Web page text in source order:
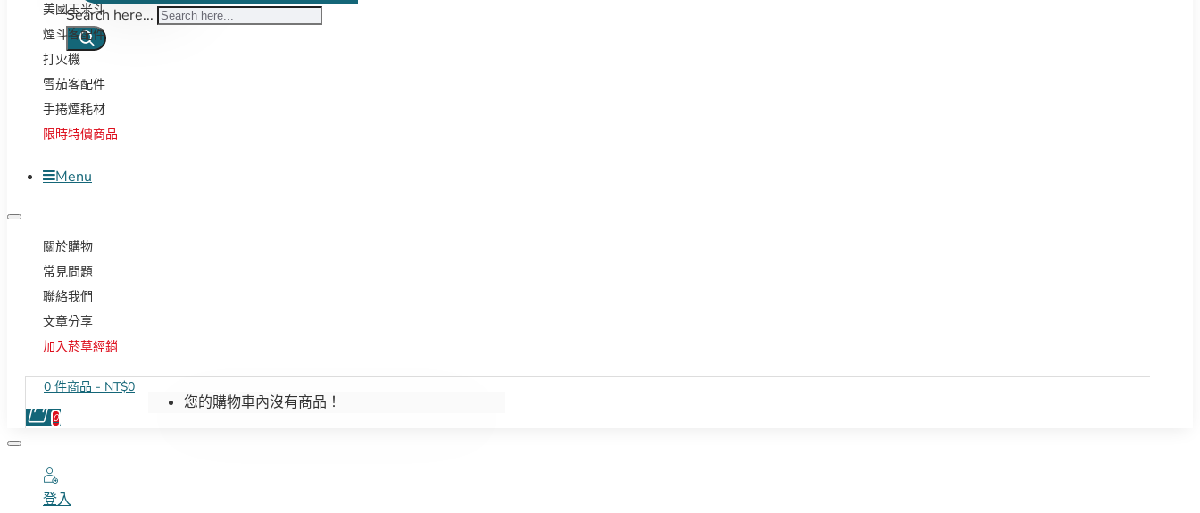
Search here...
美國玉米斗
煙斗客配件
打火機
雪茄客配件
手捲煙耗材
限時特價商品
Menu
關於購物
常見問題
聯絡我們
文章分享
加入菸草經銷
0 件商品 - NT$0
0
您的購物車內沒有商品！
登入